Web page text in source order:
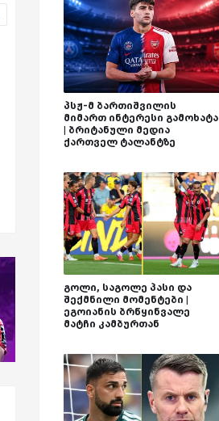
პსჟ-მ ბართიშვილის
მიმართ ინტერესი გამოხატა
| ბრიტანული მედია
ქართველ ტალანტზე
გოლი, საგოლე პასი და
შექმნილი მომენტები |
ეგოიანის ბრწყინვალე
მატჩი კამბურთან